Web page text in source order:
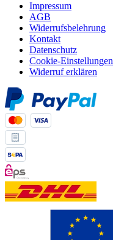
Impressum
AGB
Widerrufsbelehrung
Kontakt
Datenschutz
Cookie-Einstellungen
Widerruf erklären